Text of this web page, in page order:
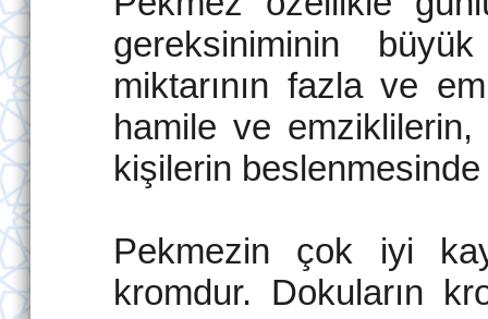
gereksiniminin
miktarının fazla ve
hamile ve emziklilerin,
kişilerin
Pekmezin çok iyi
kromdur. Dokuların